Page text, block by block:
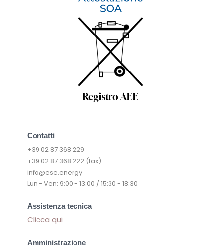
Contatti
+39 02 87 368 229
+39 02 87 368 222 (fax)
info@ese.energy
Lun - Ven: 9:00 - 13:00 / 15:30 - 18:30
Assistenza tecnica
Clicca qui
Amministrazione